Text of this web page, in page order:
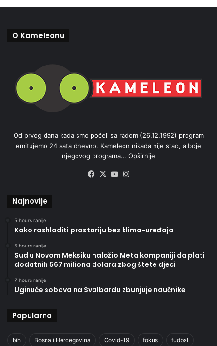
O Kameleonu
Od prvog dana kada smo počeli sa radom (26.12.1992) program
emitujemo 24 sata dnevno. Kameleon nikada nije stao, a boje
njegovog programa... Opširnije
Facebook
X YouTube
Najnovije
5 hours ranije
Kako rashladiti prostoriju bez klima-uređaja
5 hours ranije
Sud u Novom Meksiku naložio Meta kompaniji da plati
dodatnih 567 miliona dolara zbog štete djeci
7 hours ranije
Uginuće sobova na Svalbardu zbunjuje naučnike
Popularno
bih Bosna i Hercegovina Covid-19 fokus fudbal